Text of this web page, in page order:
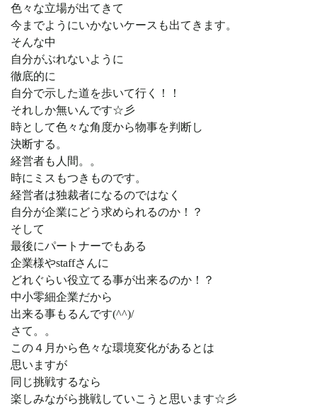
色々な立場が出てきて
今までようにいかないケースも出てきます。
そんな中
自分がぶれないように
徹底的に
自分で示した道を歩いて行く！！
それしか無いんです☆彡
時として色々な角度から物事を判断し
決断する。
経営者も人間。。
時にミスもつきものです。
経営者は独裁者になるのではなく
自分が企業にどう求められるのか！？
そして
最後にパートナーでもある
企業様やstaffさんに
どれぐらい役立てる事が出来るのか！？
中小零細企業だから
出来る事もるんです(^^)/
さて。。
この４月から色々な環境変化があるとは
思いますが
同じ挑戦するなら
楽しみながら挑戦していこうと思います☆彡